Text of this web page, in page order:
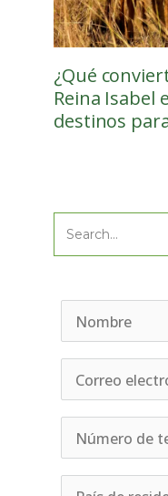
¿Qué
Reina Isabel
destinos
Search